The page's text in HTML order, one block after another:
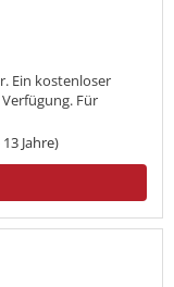
Ein kostenloser
Für
Jahre)